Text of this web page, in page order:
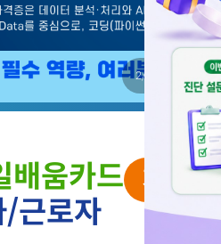
2/
배움카드
/근로자
개강
수강